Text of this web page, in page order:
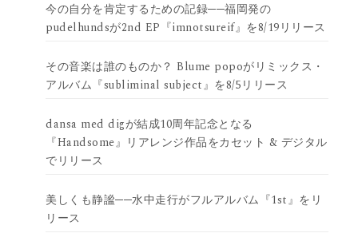
今の自分を肯定するための記録──福岡発の
pudelhundsが2nd EP『imnotsureif』を8/19リリース
その音楽は誰のものか？ Blume popoがリミックス・
アルバム『subliminal subject』を8/5リリース
dansa med digが結成10周年記念となる
『Handsome』リアレンジ作品をカセット & デジタル
でリリース
美しくも静謐──水中走行がフルアルバム『1st』をリ
リース